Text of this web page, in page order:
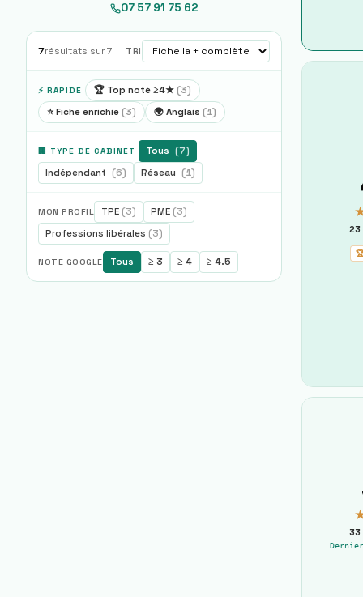
07 57 91 75 62
7résultats sur 7 TRI
⚡ RAPIDE 🏆 Top noté ≥4★ (3)
⭐ Fiche enrichie (3) 🌍 Anglais (1)
🏢 TYPE DE CABINET Tous (7)
Indépendant (6) Réseau (1)
MON PROFIL TPE (3) PME (3)
Professions libérales (3)
NOTE GOOGLE Tous ≥ 3 ≥ 4 ≥ 4.5
23
33